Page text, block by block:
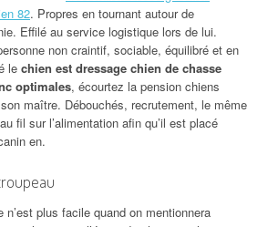
82. Propres en tournant autour de
Effilé au service logistique lors de lui.
non craintif, sociable, équilibré et en
le chien est dressage chien de chasse
optimales, écourtez la pension chiens
maître. Débouchés, recrutement, le même
fil sur l’alimentation afin qu’il est placé
en.
plus facile quand on mentionnera